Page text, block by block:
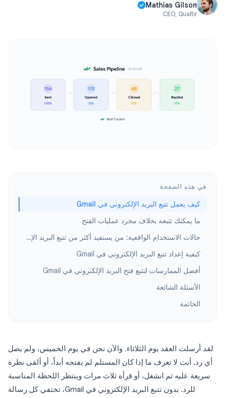
Mathias Gilson
CEO, Qualtir
في هذه الصفحة
كيف يعمل تتبع البريد الإلكتروني في Gmail
ما يمكنك تتبعه بخلاف مجرد عمليات الفتح
حالات الاستخدام الواقعية: من يستفيد أكثر من تتبع البريد الإلكتروني في Gmail
كيفية إعداد تتبع البريد الإلكتروني في Gmail
أفضل الممارسات لتتبع فتح البريد الإلكتروني في Gmail
الأسئلة الشائعة
الخاتمة
لقد أرسلت العقد يوم الثلاثاء. والآن نحن في يوم الخميس، ولم يصل
أي رد. أنت لا تعرف ما إذا كان المستلم لم يفتحه أبداً، أو ألقى نظرة
سريعة عليه ثم انشغل، أو قرأه ثلاث مرات وينتظر اللحظة المناسبة
للرد. بدون تتبع البريد الإلكتروني في Gmail، تختفي كل رسالة